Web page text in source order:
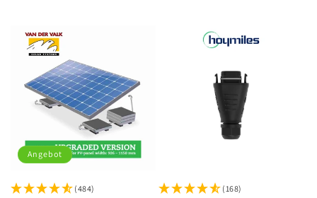
Angebot
(484)
(168)